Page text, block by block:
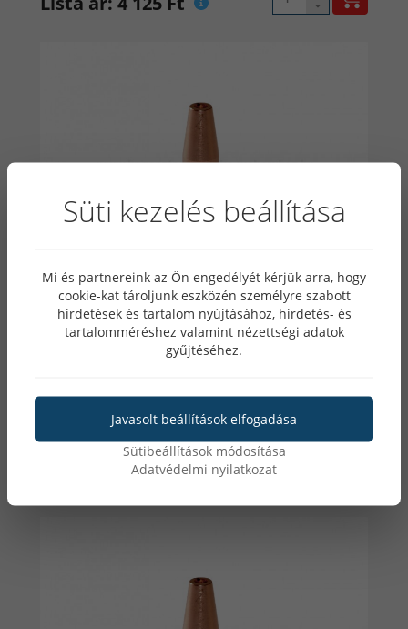
Vágófúvóka PNME 2 10-25mm propán-
Lista ár: 4 125 Ft
Süti kezelés beállítása
Mi és partnereink az Ön engedélyét kérjük arra, hogy
cookie-kat tároljunk eszközén személyre szabott
hirdetések és tartalom nyújtásához, hirdetés- és
tartalomméréshez valamint nézettségi adatok
gyűjtéséhez.
Javasolt beállítások elfogadása
Sütibeállítások módosítása
Adatvédelmi nyilatkozat